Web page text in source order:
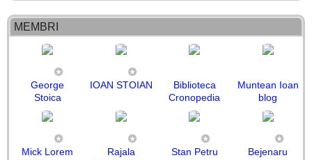
MEMBRI
George
Stoica
IOAN STOIAN
Biblioteca
Cronopedia
Muntean Ioan
blog
Mick Lorem
Rajala
Stan Petru
Bejenaru